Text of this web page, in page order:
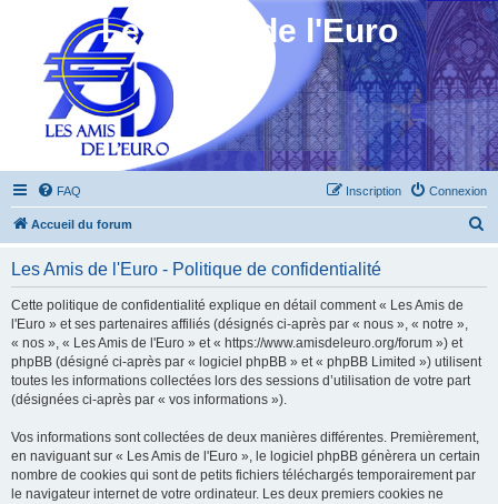
Les Amis de l'Euro
FAQ Connexion
Inscription
Accueil du forum
Les Amis de l'Euro - Politique de confidentialité
Cette politique de confidentialité explique en détail comment « Les Amis de
l'Euro » et ses partenaires affiliés (désignés ci-après par « nous », « notre »,
« nos », « Les Amis de l'Euro » et « https://www.amisdeleuro.org/forum ») et
phpBB (désigné ci-après par « logiciel phpBB » et « phpBB Limited ») utilisent
toutes les informations collectées lors des sessions d’utilisation de votre part
(désignées ci-après par « vos informations »).
Vos informations sont collectées de deux manières différentes. Premièrement,
en naviguant sur « Les Amis de l'Euro », le logiciel phpBB génèrera un certain
nombre de cookies qui sont de petits fichiers téléchargés temporairement par
le navigateur internet de votre ordinateur. Les deux premiers cookies ne